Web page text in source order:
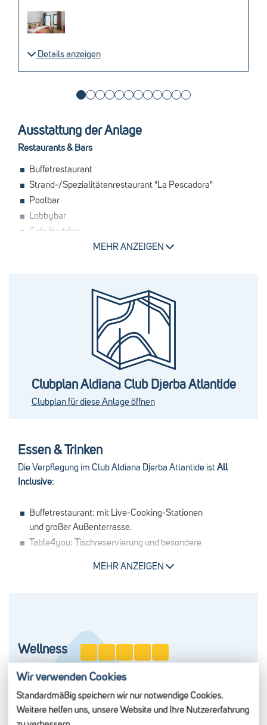
Details anzeigen
Ausstattung der Anlage
Restaurants & Bars
Buffetrestaurant
Strand-/Spezialitätenrestaurant "La Pescadora"
Poolbar
Lobbybar
Cafe Berbère
Strandbar (ab 20 Uhr gegen Gebühr)
2 Außenpools, davon ein Sportpool
Weitere Ausstattung
WLAN kostenfrei (eingeschränkter Empfang im
Theater
Tagungsräume
MEHR ANZEIGEN
Clubplan Aldiana Club Djerba Atlantide
Clubplan für diese Anlage öffnen
Essen & Trinken
Die Verpflegung im Club Aldiana Djerba Atlantide istAll
Inclusive:
Buffetrestaurant: mit Live-Cooking-Stationen
und großer Außenterrasse.
Table4you: Tischreservierung und besondere
Strandrestaurant „Pescadora“
wechselnden Menüs (gegen Gebühr).
Snackline an der Lobbybar
Spezielle Kost / Diabetikeressen auf Anfrage
GREEN SOULFOOD-Corner, für eine gesunde und
ausgewogene Ernährung mit nachhaltigen vegetarischen
und veganen Angeboten zu jeder Mahlzeit
MEHR ANZEIGEN
Wellness
Auf der Insel Djerba hat Körperpflege seit jeher Tradition –
moderner Form weiter. In orientalischem Ambiente vereinen
sich verschiedene Kulturen zu einem einzigartigen
Wir verwenden Cookies
Standardmäßig speichern wir nur notwendige Cookies.
Weitere helfen uns, unsere Website und Ihre Nutzererfahrung